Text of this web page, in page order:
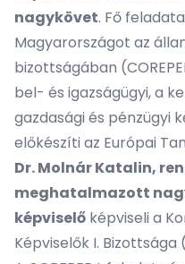
nagykövet. Fő
Magyarországot az
bizottságában
bel- és igazságügyi, a
gazdasági és pénzügyi
előkészíti az Európai
Dr. Molnár Katalin,
meghatalmazott
képviselő képviseli a
Képviselők I. Bizottsága